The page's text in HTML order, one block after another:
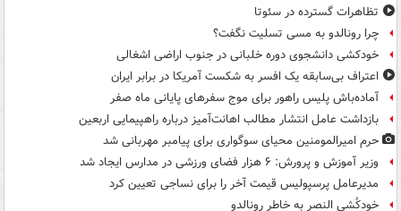
تظاهرات گسترده در سئوتا
چرا رونالدو به مسی تسلیت نگفت؟
خودکشی دانشجوی دوره خلبانی در جنوب اراضی اشغالی
اعتراف بی‌سابقه یک افسر به شکست آمریکا در برابر ایران
آماده‌باش پلیس راهور برای موج سفرهای پایانی ماه صفر
بازداشت عامل انتشار مطالب اهانت‌آمیز درباره راهپیمایی اربعین
حرم امیرالمومنین محیای سوگواری برای پیامبر مهربانی شد
وزیر آموزش و پرورش: ۶ هزار فضای ورزشی در مدارس ایجاد شد
مدیرعامل پرسپولیس قیمت آخر را برای نساجی تعیین کرد
خودکُشی النصر به خاطر رونالدو